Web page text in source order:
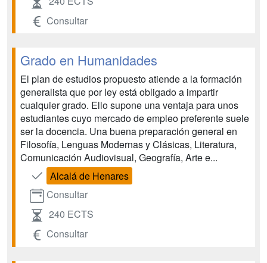
Consultar
Grado en Humanidades
El plan de estudios propuesto atiende a la formación
generalista que por ley está obligado a impartir
cualquier grado. Ello supone una ventaja para unos
estudiantes cuyo mercado de empleo preferente suele
ser la docencia. Una buena preparación general en
Filosofía, Lenguas Modernas y Clásicas, Literatura,
Comunicación Audiovisual, Geografía, Arte e...
Alcalá de Henares
Consultar
240 ECTS
Consultar